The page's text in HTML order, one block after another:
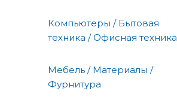
Компьютеры / Бытовая
техника / Офисная техника
Мебель / Материалы /
Фурнитура